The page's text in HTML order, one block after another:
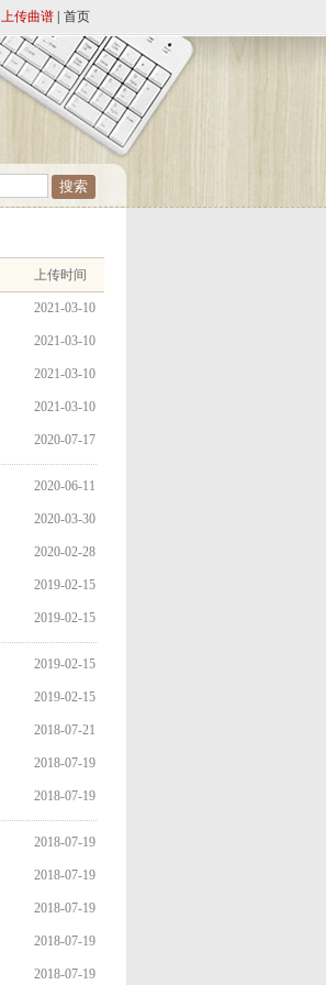
上传曲谱 首页
上传时间
2021-03-10
2021-03-10
2021-03-10
2021-03-10
2020-07-17
2020-06-11
2020-03-30
2020-02-28
2019-02-15
2019-02-15
2019-02-15
2019-02-15
2018-07-21
2018-07-19
2018-07-19
2018-07-19
2018-07-19
2018-07-19
2018-07-19
2018-07-19